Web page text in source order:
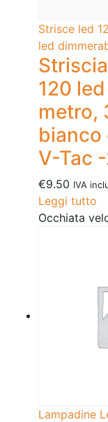
Strisce led
led
120
metro,
bianco
V-Tac
€9.50 IVA
Leggi tutto
Occhiata
Lampadine